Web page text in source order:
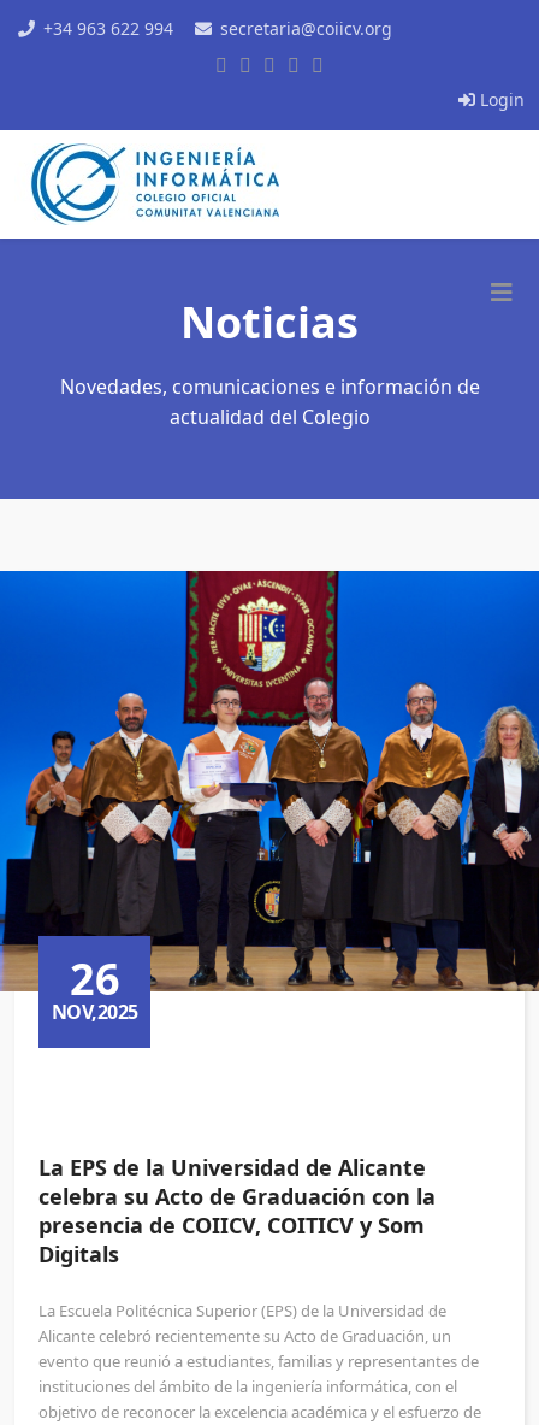
+34 963 622 994 secretaria@coiicv.org
Login
Noticias
Novedades, comunicaciones e información de
actualidad del Colegio
26
NOV,2025
La EPS de la Universidad de Alicante
celebra su Acto de Graduación con la
presencia de COIICV, COITICV y Som
Digitals
La Escuela Politécnica Superior (EPS) de la Universidad de
Alicante celebró recientemente su Acto de Graduación, un
evento que reunió a estudiantes, familias y representantes de
instituciones del ámbito de la ingeniería informática, con el
objetivo de reconocer la excelencia académica y el esfuerzo de